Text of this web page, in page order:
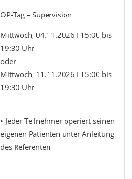
OP-Tag – Supervision
Mittwoch, 04.11.2026 I 15:00 bis
19:30 Uhr
oder
Mittwoch, 11.11.2026 I 15:00 bis
19:30 Uhr
• Jeder Teilnehmer operiert seinen
eigenen Patienten unter Anleitung
des Referenten